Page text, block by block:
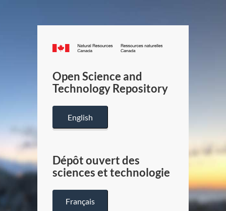
Canada.ca
/
Canada
Open Science and
Technology Repository
English
Dépôt ouvert des
sciences et technologie
Français